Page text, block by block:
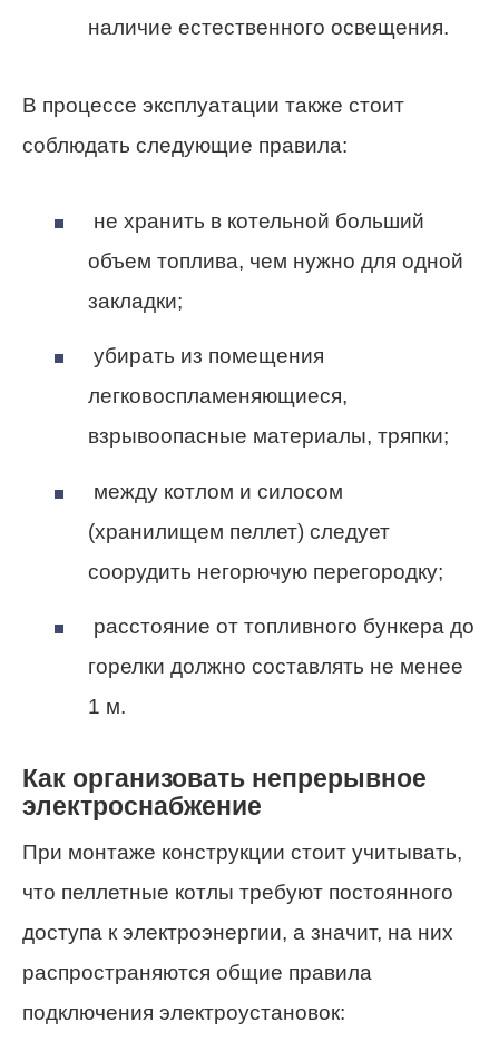
наличие естественного освещения.
В процессе эксплуатации также стоит
соблюдать следующие правила:
не хранить в котельной больший
объем топлива, чем нужно для одной
закладки;
убирать из помещения
легковоспламеняющиеся,
взрывоопасные материалы, тряпки;
между котлом и силосом
(хранилищем пеллет) следует
соорудить негорючую перегородку;
расстояние от топливного бункера до
горелки должно составлять не менее
1 м.
Как организовать непрерывное
электроснабжение
При монтаже конструкции стоит учитывать,
что пеллетные котлы требуют постоянного
доступа к электроэнергии, а значит, на них
распространяются общие правила
подключения электроустановок: